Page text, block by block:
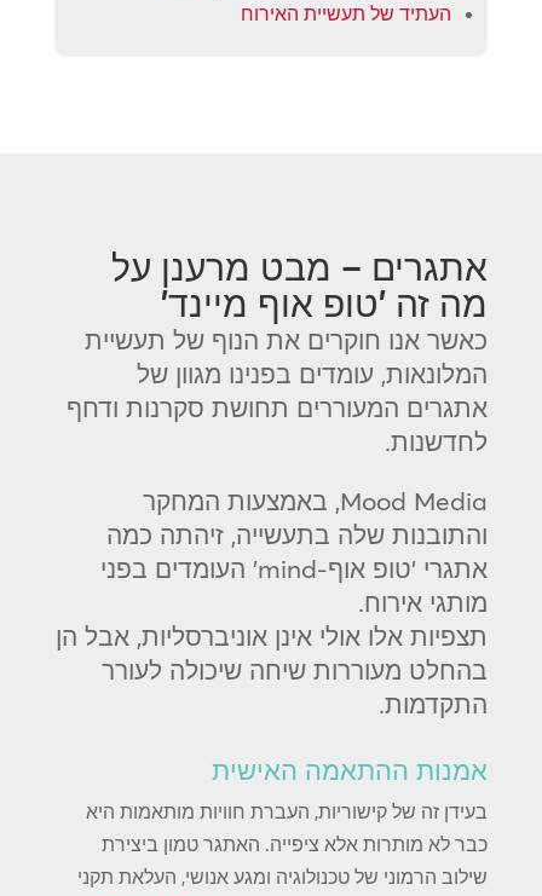
העתיד של תעשיית האירוח
אתגרים – מבט מרענן על
מה זה 'טופ אוף מיינד'
כאשר אנו חוקרים את הנוף של תעשיית
המלונאות, עומדים בפנינו מגוון של
אתגרים המעוררים תחושת סקרנות ודחף
לחדשנות.
Mood Media, באמצעות המחקר
והתובנות שלה בתעשייה, זיהתה כמה
אתגרי 'טופ אוף-mind' העומדים בפני
מותגי אירוח.
תצפיות אלו אולי אינן אוניברסליות, אבל הן
בהחלט מעוררות שיחה שיכולה לעורר
התקדמות.
אמנות ההתאמה האישית
בעידן זה של קישוריות, העברת חוויות מותאמות היא
כבר לא מותרות אלא ציפייה. האתגר טמון ביצירת
שילוב הרמוני של טכנולוגיה ומגע אנושי, העלאת תקני